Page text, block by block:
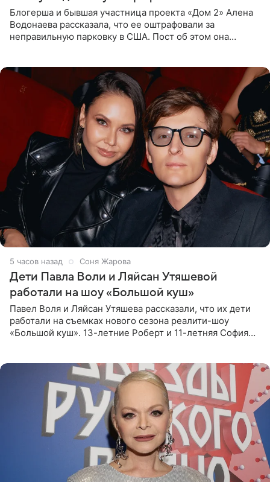
Блогерша и бывшая участница проекта «Дом 2» Алена
Водонаева рассказала, что ее оштрафовали за
неправильную парковку в США. Пост об этом она
5 часов назад Соня Жарова
Дети Павла Воли и Ляйсан Утяшевой
работали на шоу «Большой куш»
Павел Воля и Ляйсан Утяшева рассказали, что их дети
работали на съемках нового сезона реалити-шоу
«Большой куш». 13-летние Роберт и 11-летняя София